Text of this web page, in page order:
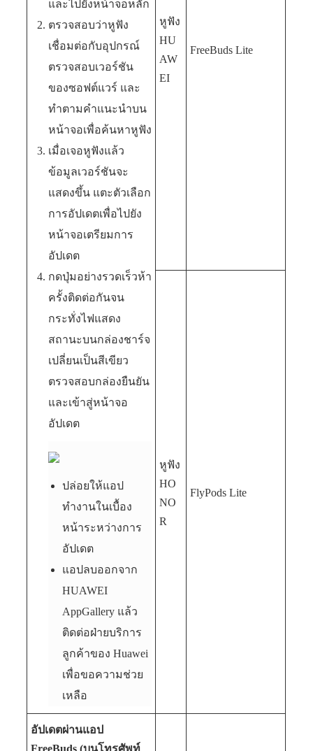
และไปยังหน้าจอหลัก
ตรวจสอบว่าหูฟัง
เชื่อมต่อกับอุปกรณ์
ตรวจสอบเวอร์ชัน
ของซอฟต์แวร์ และ
ทำตามคำแนะนำบน
หน้าจอเพื่อค้นหาหูฟัง
เมื่อเจอหูฟังแล้ว
ข้อมูลเวอร์ชันจะ
แสดงขึ้น แตะตัวเลือก
การอัปเดตเพื่อไปยัง
หน้าจอเตรียมการ
อัปเดต
กดปุ่มอย่างรวดเร็วห้า
ครั้งติดต่อกันจน
กระทั่งไฟแสดง
สถานะบนกล่องชาร์จ
เปลี่ยนเป็นสีเขียว
ตรวจสอบกล่องยืนยัน
และเข้าสู่หน้าจอ
อัปเดต
ปล่อยให้แอป
ทำงานในเบื้อง
หน้าระหว่างการ
อัปเดต
แอปลบออกจาก
HUAWEI
AppGallery แล้ว
ติดต่อฝ่ายบริการ
ลูกค้าของ Huawei
เพื่อขอความช่วย
เหลือ
หูฟัง
HU
AW
EI
FreeBuds Lite
หูฟัง
HO
NO
R
FlyPods Lite
อัปเดตผ่านแอป
FreeBuds (บนโทรศัพท์